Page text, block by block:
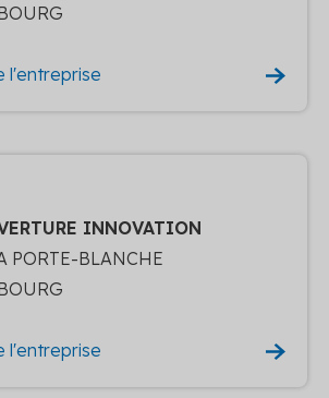
l'entreprise
INNOVATION
PORTE-BLANCHE
l'entreprise